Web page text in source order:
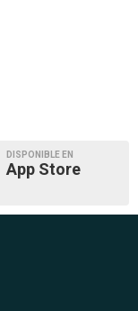
DISPONIBLE EN
App Store